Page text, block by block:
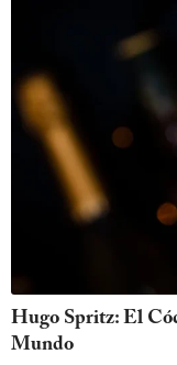
Hugo Spritz: El
Mundo